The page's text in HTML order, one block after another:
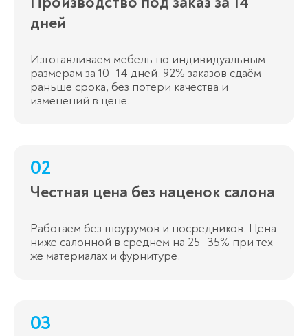
дней
Изготавливаем мебель по индивидуальным
размерам за 10–14 дней. 92% заказов сдаём
раньше срока, без потери качества и
изменений в цене.
02
Честная цена без наценок салона
Работаем без шоурумов и посредников. Цена
ниже салонной в среднем на 25–35% при тех
же материалах и фурнитуре.
03